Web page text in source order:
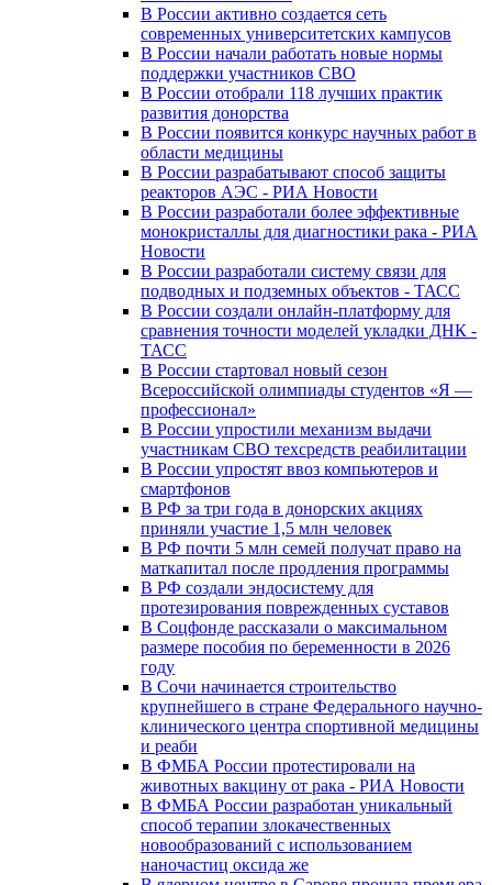
В России активно создается сеть
современных университетских кампусов
В России начали работать новые нормы
поддержки участников СВО
В России отобрали 118 лучших практик
развития донорства
В России появится конкурс научных работ в
области медицины
В России разрабатывают способ защиты
реакторов АЭС - РИА Новости
В России разработали более эффективные
монокристаллы для диагностики рака - РИА
Новости
В России разработали систему связи для
подводных и подземных объектов - ТАСС
В России создали онлайн-платформу для
сравнения точности моделей укладки ДНК -
ТАСС
В России стартовал новый сезон
Всероссийской олимпиады студентов «Я —
профессионал»
В России упростили механизм выдачи
участникам СВО техсредств реабилитации
В России упростят ввоз компьютеров и
смартфонов
В РФ за три года в донорских акциях
приняли участие 1,5 млн человек
В РФ почти 5 млн семей получат право на
маткапитал после продления программы
В РФ создали эндосистему для
протезирования поврежденных суставов
В Соцфонде рассказали о максимальном
размере пособия по беременности в 2026
году
В Сочи начинается строительство
крупнейшего в стране Федерального научно-
клинического центра спортивной медицины
и реаби
В ФМБА России протестировали на
животных вакцину от рака - РИА Новости
В ФМБА России разработан уникальный
способ терапии злокачественных
новообразований с использованием
наночастиц оксида же